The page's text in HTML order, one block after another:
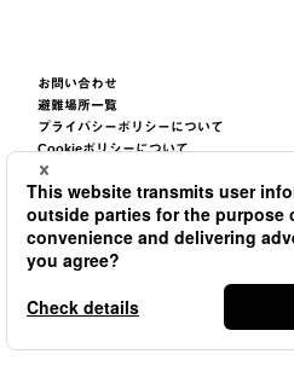
お問い合わせ
避難場所一覧
プライバシーポリシーについて
Cookieポリシーについて
サイトご利用条件について
サイトマップ
TSUNEISHI GROUP CORPORATION.